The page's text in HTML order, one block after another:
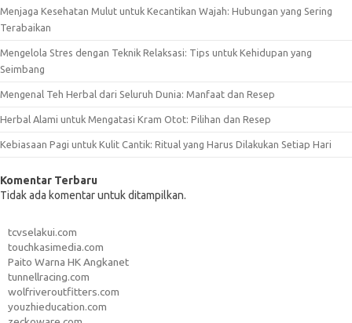
Menjaga Kesehatan Mulut untuk Kecantikan Wajah: Hubungan yang Sering
Terabaikan
Mengelola Stres dengan Teknik Relaksasi: Tips untuk Kehidupan yang
Seimbang
Mengenal Teh Herbal dari Seluruh Dunia: Manfaat dan Resep
Herbal Alami untuk Mengatasi Kram Otot: Pilihan dan Resep
Kebiasaan Pagi untuk Kulit Cantik: Ritual yang Harus Dilakukan Setiap Hari
Komentar Terbaru
Tidak ada komentar untuk ditampilkan.
tcvselakui.com
touchkasimedia.com
Paito Warna HK Angkanet
tunnellracing.com
wolfriveroutfitters.com
youzhieducation.com